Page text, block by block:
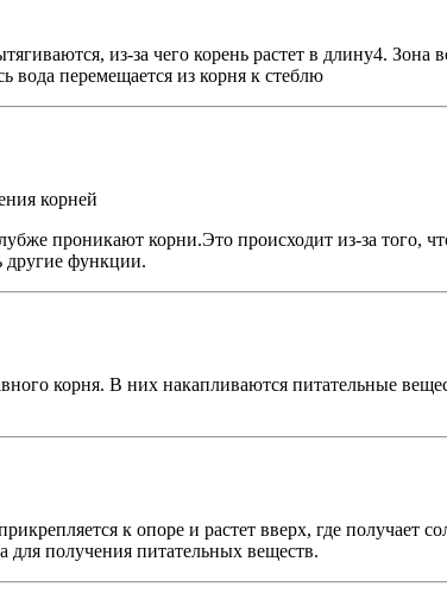
из-за чего корень растет в длину4.
вода перемещается из корня к стеблю
корней
проникают корни.Это происходит из-за
другие функции.
корня. В них накапливаются питательные
к опоре и растет вверх, где получает
для получения питательных веществ.